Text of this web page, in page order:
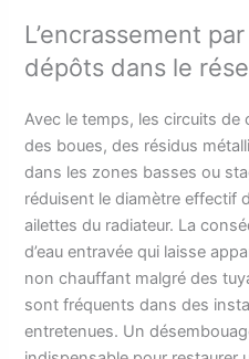
L’encrassement
dépôts dans le
Avec le temps, les circuits
des boues, des résidus
dans les zones basses ou
réduisent le diamètre effectif
ailettes du radiateur. La
d’eau entravée qui laisse
non chauffant malgré des
sont fréquents dans des
entretenues. Un